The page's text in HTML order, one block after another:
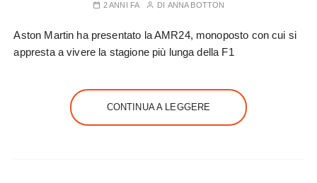
2 ANNI FA DI ANNA BOTTON
Aston Martin ha presentato la AMR24, monoposto con cui si
appresta a vivere la stagione più lunga della F1
CONTINUA A LEGGERE